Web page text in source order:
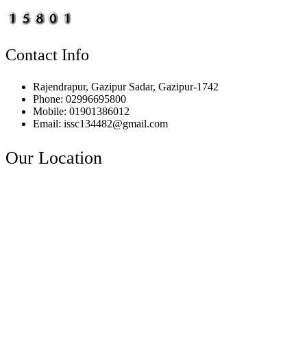
Contact Info
Rajendrapur, Gazipur Sadar, Gazipur-1742
Phone: 02996695800
Mobile: 01901386012
Email: issc134482@gmail.com
Our Location